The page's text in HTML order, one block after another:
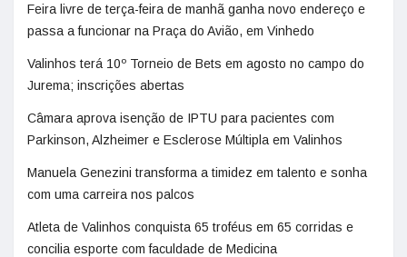
Feira livre de terça-feira de manhã ganha novo endereço e
passa a funcionar na Praça do Avião, em Vinhedo
Valinhos terá 10º Torneio de Bets em agosto no campo do
Jurema; inscrições abertas
Câmara aprova isenção de IPTU para pacientes com
Parkinson, Alzheimer e Esclerose Múltipla em Valinhos
Manuela Genezini transforma a timidez em talento e sonha
com uma carreira nos palcos
Atleta de Valinhos conquista 65 troféus em 65 corridas e
concilia esporte com faculdade de Medicina